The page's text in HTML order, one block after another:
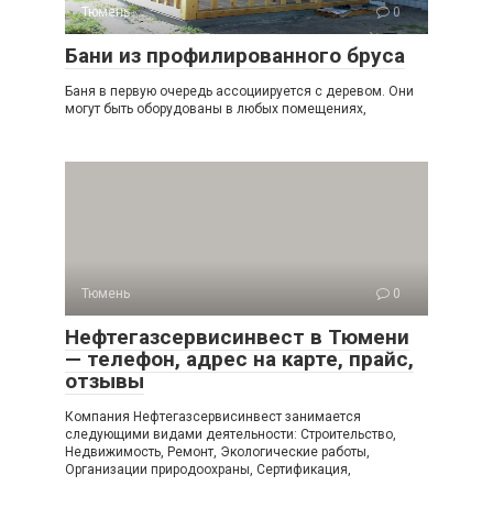
Тюмень 0
Бани из профилированного бруса
Баня в первую очередь ассоциируется с деревом. Они
могут быть оборудованы в любых помещениях,
Тюмень 0
Нефтегазсервисинвест в Тюмени
— телефон, адрес на карте, прайс,
отзывы
Компания Нефтегазсервисинвест занимается
следующими видами деятельности: Строительство,
Недвижимость, Ремонт, Экологические работы,
Организации природоохраны, Сертификация,